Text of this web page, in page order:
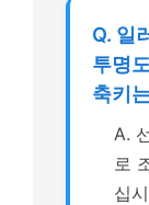
Q. 일
투명
축키
A.
로
십